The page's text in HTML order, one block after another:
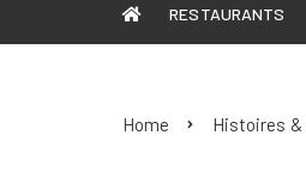
RESTAURANTS
Home Histoires